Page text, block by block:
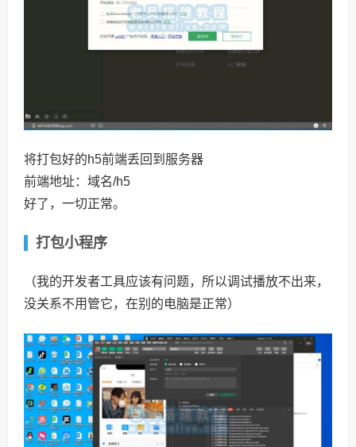
将打包好的h5前端丢回到服务器
前端地址：域名/h5
好了，一切正常。
打包小程序
（我的开发者工具应该有问题，所以调试播放不出来，
没关系不用管它，在别的电脑是正常）